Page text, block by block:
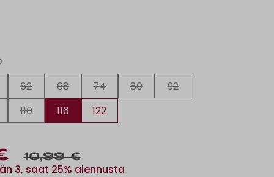
62
68 74 80
92
110
116 122
10,99 €
3, saat 25% alennusta